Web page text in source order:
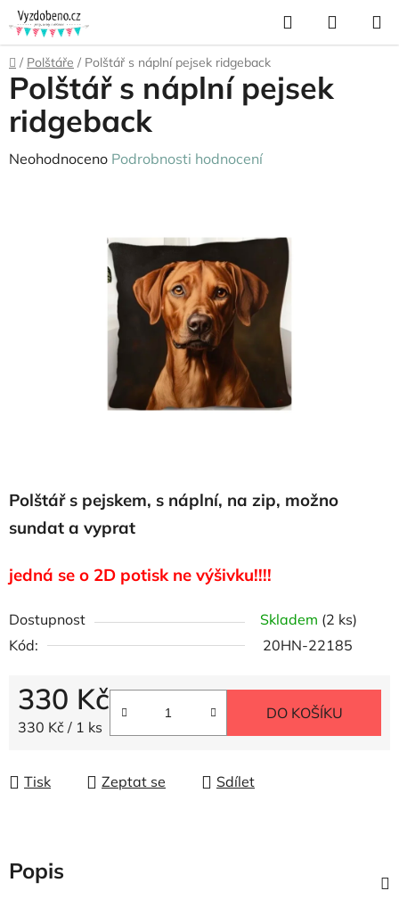
Přejít
na
obsah
Hledat
KOŠÍK
Domů
/ Polštáře / Polštář s náplní pejsek ridgeback
Polštář s pejskem, s náplní, na zip, možno
sundat a vyprat
jedná se o 2D potisk ne výšivku!!!!
Dostupnost Skladem (2 ks)
Kód:
20HN-22185
330 Kč
Měrná cena:
330 Kč / 1 ks
DO KOŠÍKU
Tisk Zeptat se Sdílet
Polštář s náplní pejsek
ridgeback
Průměrné
Neohodnoceno Podrobnosti hodnocení
Popis